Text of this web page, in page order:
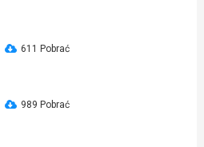
611 Pobrać
989 Pobrać